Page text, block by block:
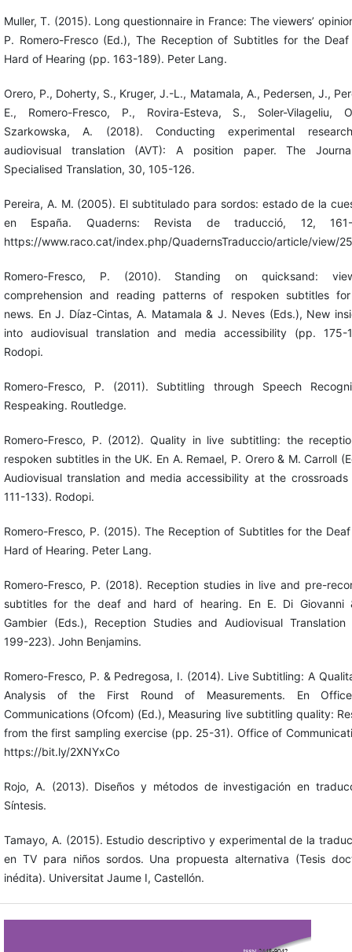
Muller, T. (2015). Long questionnaire in France: The viewers’
P. Romero-Fresco (Ed.), The Reception of Subtitles for the
Hard of Hearing (pp. 163-189). Peter Lang.
Orero, P., Doherty, S., Kruger, J.-L., Matamala, A., Pedersen, J.,
E., Romero-Fresco, P., Rovira-Esteva, S., Soler-Vilageliu,
Szarkowska, A. (2018). Conducting experimental
audiovisual translation (AVT): A position paper. The
Specialised Translation, 30, 105-126.
Pereira, A. M. (2005). El subtitulado para sordos: estado de la
en España. Quaderns: Revista de traducció, 12, 161-
https://www.raco.cat/index.php/QuadernsTraduccio/article/view/
Romero-Fresco, P. (2010). Standing on quicksand:
comprehension and reading patterns of respoken subtitles
news. En J. Díaz-Cintas, A. Matamala & J. Neves (Eds.), New
into audiovisual translation and media accessibility (pp. 175-
Rodopi.
Romero-Fresco, P. (2011). Subtitling through Speech
Respeaking. Routledge.
Romero-Fresco, P. (2012). Quality in live subtitling: the
respoken subtitles in the UK. En A. Remael, P. Orero & M. Carroll
Audiovisual translation and media accessibility at the
111-133). Rodopi.
Romero-Fresco, P. (2015). The Reception of Subtitles for the
Hard of Hearing. Peter Lang.
Romero-Fresco, P. (2018). Reception studies in live and pre-
subtitles for the deaf and hard of hearing. En E. Di Giovanni
Gambier (Eds.), Reception Studies and Audiovisual Translation
199-223). John Benjamins.
Romero-Fresco, P. & Pedregosa, I. (2014). Live Subtitling: A
Analysis of the First Round of Measurements. En
Communications (Ofcom) (Ed.), Measuring live subtitling quality:
from the first sampling exercise (pp. 25-31). Office of
https://bit.ly/2XNYxCo
Rojo, A. (2013). Diseños y métodos de investigación en
Síntesis.
Tamayo, A. (2015). Estudio descriptivo y experimental de la
en TV para niños sordos. Una propuesta alternativa (Tesis
inédita). Universitat Jaume I, Castellón.